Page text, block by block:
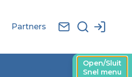
Partners
Open/Sluit
Snel menu